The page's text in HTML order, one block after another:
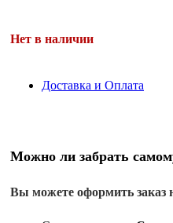
Нет в наличии
Доставка и Оплата
Можно ли забрать
Вы можете оформить заказ